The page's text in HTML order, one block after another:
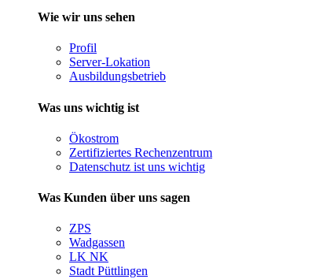
Wie wir uns sehen
Profil
Server-Lokation
Ausbildungsbetrieb
Was uns wichtig ist
Ökostrom
Zertifiziertes Rechenzentrum
Datenschutz ist uns wichtig
Was Kunden über uns sagen
ZPS
Wadgassen
LK NK
Stadt Püttlingen